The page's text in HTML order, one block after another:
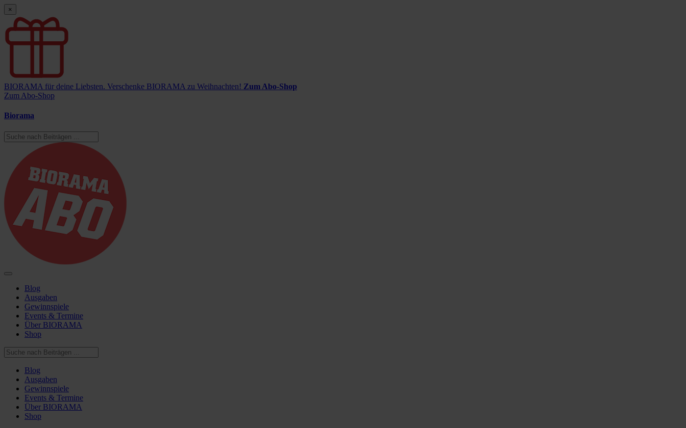
×
BIORAMA für deine Liebsten. Verschenke BIORAMA zu Weihnachten! Zum Abo-Shop
Zum Abo-Shop
Biorama
Blog
Ausgaben
Gewinnspiele
Events & Termine
Über BIORAMA
Shop
Blog
Ausgaben
Gewinnspiele
Events & Termine
Über BIORAMA
Shop